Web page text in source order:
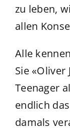
zu leben,
allen
Alle
Sie «Oliver
Teenager
endlich
damals